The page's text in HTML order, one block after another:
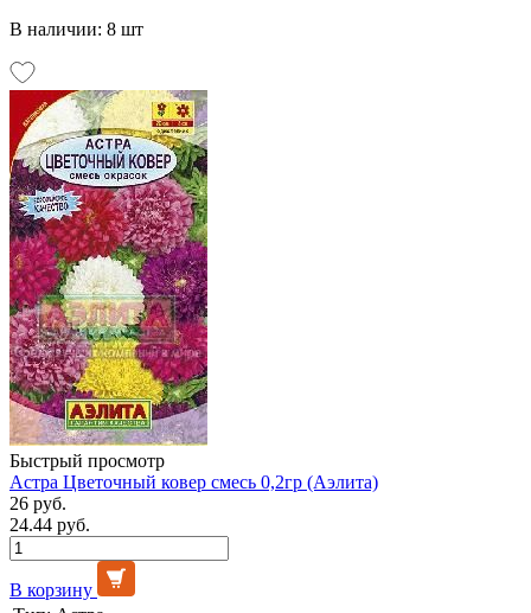
В наличии: 8 шт
Быстрый просмотр
Астра Цветочный ковер смесь 0,2гр (Аэлита)
26 руб.
24.44 руб.
В корзину